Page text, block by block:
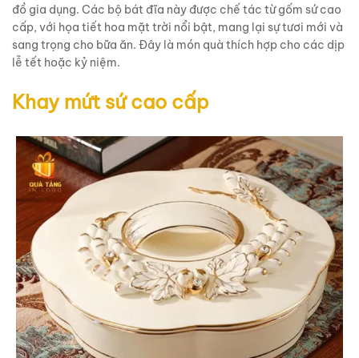
đồ gia dụng. Các bộ bát đĩa này được chế tác từ gốm sứ cao
cấp, với họa tiết hoa mặt trời nổi bật, mang lại sự tươi mới và
sang trọng cho bữa ăn. Đây là món quà thích hợp cho các dịp
lễ tết hoặc kỷ niệm.
Khay mứt sứ cao cấp